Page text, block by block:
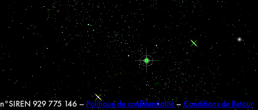
n°SIREN 929 775 146 – Politique de confidentialité–Conditions de Retour